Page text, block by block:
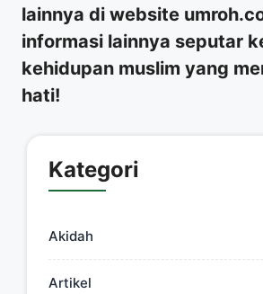
lainnya di website
informasi lainnya seputar
kehidupan muslim yang
hati!
Kategori
Akidah
Artikel